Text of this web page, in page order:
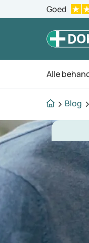
Goed
Alle
Blog